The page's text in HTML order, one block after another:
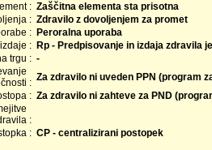
: Zaščitna elementa sta prisotna
: Zdravilo z dovoljenjem za promet
: Peroralna uporaba
: Rp - Predpisovanje in izdaja zdravila
trgu : -
: Za zdravilo ni uveden PPN (program
: Za zdravilo ni zahteve za PND
:
: CP - centralizirani postopek